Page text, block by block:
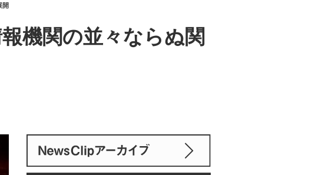
開
機関の並々ならぬ関